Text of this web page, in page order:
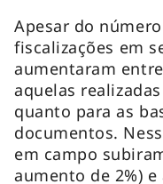
Apesar do
fiscalizações em
aumentaram
aquelas
quanto para as
documentos.
em campo
aumento de 2%)